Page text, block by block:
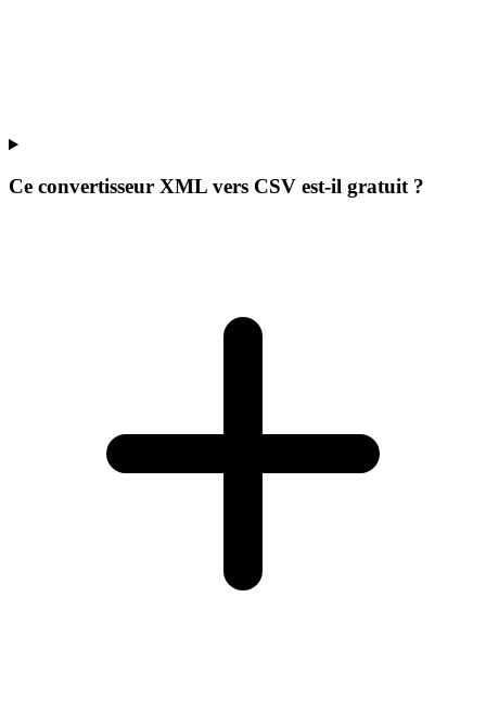
Ce convertisseur XML vers CSV est-il gratuit ?